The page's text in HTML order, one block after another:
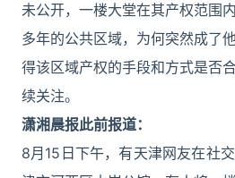
未公开，一楼大堂在其产权范围
多年的公共区域，为何突然成了
得该区域产权的手段和方式是否
续关注。
潇湘晨报此前报道：
8月15日下午，有天津网友在社